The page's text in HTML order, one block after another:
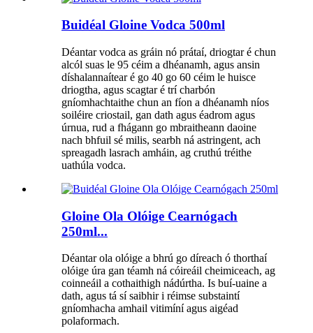
Buidéal Gloine Vodca 500ml
Déantar vodca as gráin nó prátaí, driogtar é chun
alcól suas le 95 céim a dhéanamh, agus ansin
díshalannaítear é go 40 go 60 céim le huisce
driogtha, agus scagtar é trí charbón
gníomhachtaithe chun an fíon a dhéanamh níos
soiléire criostail, gan dath agus éadrom agus
úrnua, rud a fhágann go mbraitheann daoine
nach bhfuil sé milis, searbh ná astringent, ach
spreagadh lasrach amháin, ag cruthú tréithe
uathúla vodca.
Gloine Ola Olóige Cearnógach
250ml...
Déantar ola olóige a bhrú go díreach ó thorthaí
olóige úra gan téamh ná cóireáil cheimiceach, ag
coinneáil a cothaithigh nádúrtha. Is buí-uaine a
dath, agus tá sí saibhir i réimse substaintí
gníomhacha amhail vitimíní agus aigéad
polaformach.